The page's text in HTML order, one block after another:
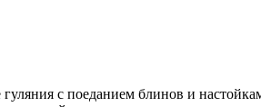
с поеданием блинов и